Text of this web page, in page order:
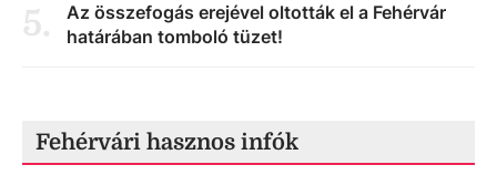
5.
Az összefogás erejével oltották el a Fehérvár
határában tomboló tüzet!
Fehérvári hasznos infók